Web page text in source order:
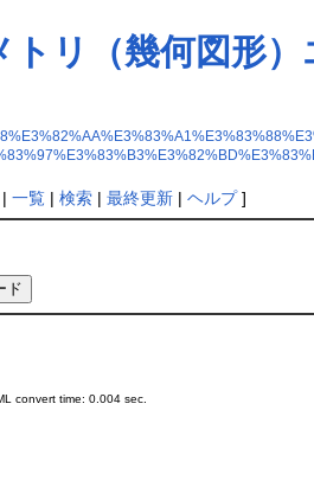
リ（幾何図形
| 一覧| 検索| 最終更新| ヘルプ]
convert time: 0.004 sec.